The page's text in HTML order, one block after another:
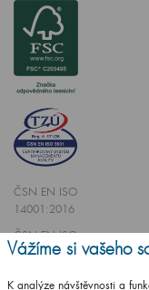
ČSN EN ISO
14001:2016
ČSN EN ISO
9001:2016
Vážíme si vašeho
K analýze návštěvnosti a